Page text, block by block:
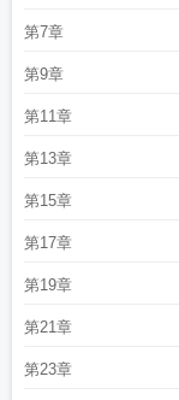
第7章
第9章
第11章
第13章
第15章
第17章
第19章
第21章
第23章